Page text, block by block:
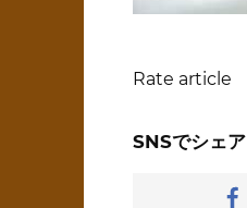
Rate article
SNSでシェア